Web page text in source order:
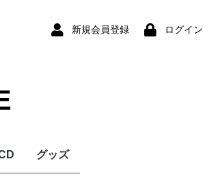
新規会員登録 ログイン
グッズ